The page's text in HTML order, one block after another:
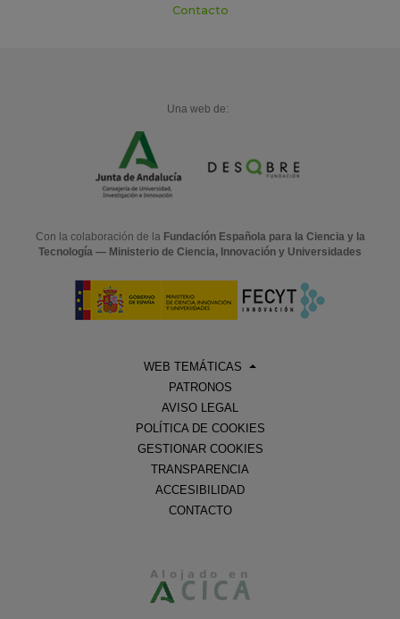
Contacto
Una web de:
Con la colaboración de la Fundación Española para la Ciencia y la
Tecnología — Ministerio de Ciencia, Innovación y Universidades
WEB TEMÁTICAS
PATRONOS
AVISO LEGAL
POLÍTICA DE COOKIES
GESTIONAR COOKIES
TRANSPARENCIA
ACCESIBILIDAD
CONTACTO